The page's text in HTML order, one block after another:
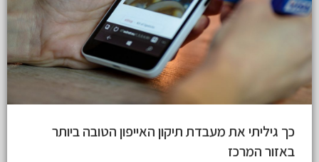
כך גיליתי את מעבדת תיקון האייפון הטובה ביותר
באזור המרכז